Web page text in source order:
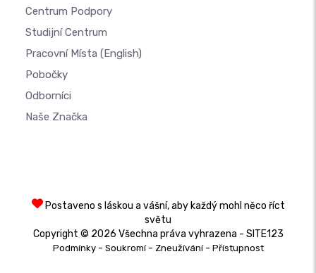
Centrum Podpory
Studijní Centrum
Pracovní Místa (English)
Pobočky
Odborníci
Naše Značka
Postaveno s láskou a vášní, aby každý mohl něco říct
světu
Copyright © 2026 Všechna práva vyhrazena - SITE123
Podmínky- Soukromí- Zneužívání- Přístupnost